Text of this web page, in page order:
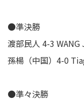
●準決勝
渡部民人 4-3 WANG
孫楊（中国）4-0
●準々決勝